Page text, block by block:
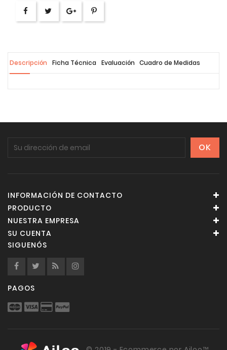
Descripción Ficha Técnica Evaluación Cuadro de Medidas
INFORMACIÓN DE CONTACTO
PRODUCTO
NUESTRA EMPRESA
SU CUENTA
SIGUENÓS
PAGOS